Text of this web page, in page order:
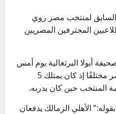
السابق لمنتخب مصر روي
المحترفين المصريين
أبولا البرتغالية يوم أمس
الجمعة، إلى أن الوضع في مصر مختلفًا إذ كان يمتلك 5
المنتخب حين كان يدربه.
الأهلي الزمالك يدفعان